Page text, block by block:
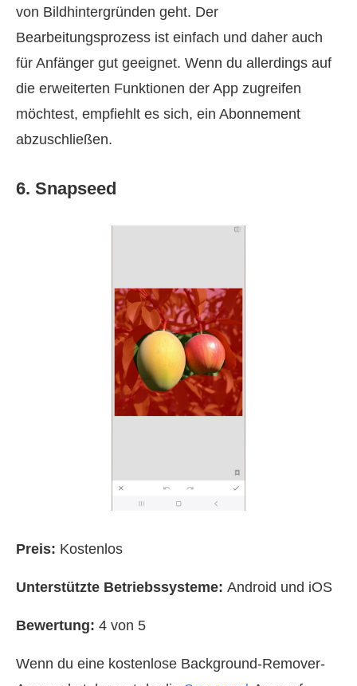
von Bildhintergründen geht. Der
Bearbeitungsprozess ist einfach und daher auch
für Anfänger gut geeignet. Wenn du allerdings auf
die erweiterten Funktionen der App zugreifen
möchtest, empfiehlt es sich, ein Abonnement
abzuschließen.
6. Snapseed
Preis: Kostenlos
Unterstützte Betriebssysteme: Android und iOS
Bewertung: 4 von 5
Wenn du eine kostenlose Background-Remover-